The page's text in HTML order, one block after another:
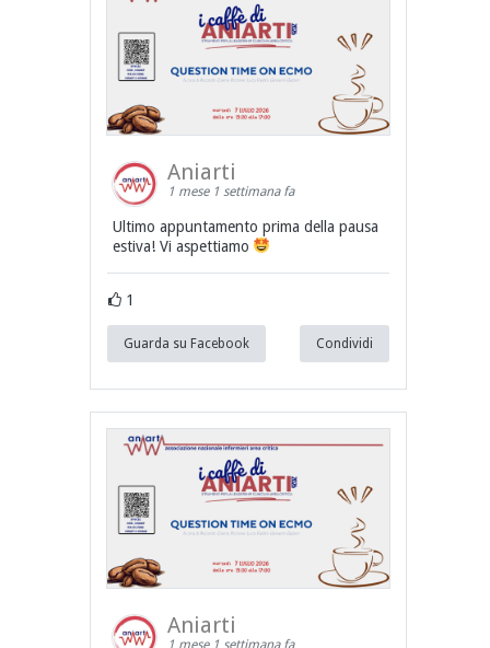
Aniarti
1 mese 1 settimana fa
Ultimo appuntamento prima della pausa
estiva! Vi aspettiamo
1
Guarda su Facebook Condividi
Aniarti
1 mese 1 settimana fa